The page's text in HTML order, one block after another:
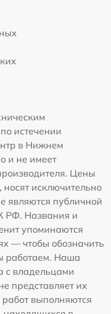
истечении
в Нижнем
и не имеет
Цены
исключительно
являются публичной
РФ. Названия и
упоминаются
— чтобы обозначить
работаем. Наша
с владельцами
представляет их
выполняются